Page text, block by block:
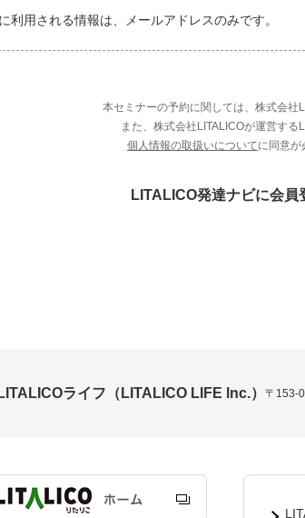
利用される情報は、メールアドレスのみです。
本セミナーの予約に関しては、株式会社
また、株式会社LITALICOが運営す
個人情報の取扱いについてに同意が
LITALICO発達ナビに会員
ライフ（LITALICO LIFE lnc.） 〒153-